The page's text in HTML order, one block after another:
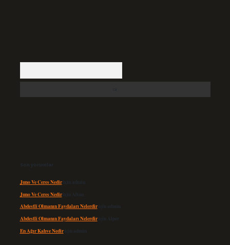
Son yorumlar
Juno Ve Ceres Nediriçin admin
Juno Ve Ceres Nediriçin Altan
Abdestli Olmanın Faydaları Nelerdiriçin admin
Abdestli Olmanın Faydaları Nelerdiriçin Alper
En Ağır Kahve Nediriçin admin